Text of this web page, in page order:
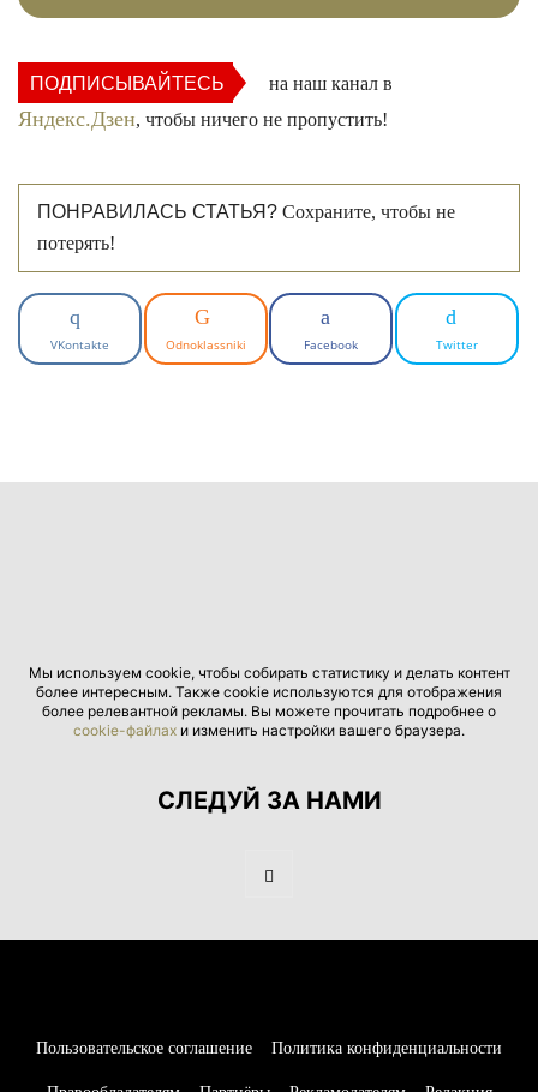
ПОДПИСЫВАЙТЕСЬ на наш канал в
Яндекс.Дзен, чтобы ничего не пропустить!
ПОНРАВИЛАСЬ СТАТЬЯ? Сохраните, чтобы не
потерять!
VKontakte Odnoklassniki Facebook Twitter
Мы используем cookie, чтобы собирать статистику и делать контент
более интересным. Также cookie используются для отображения
более релевантной рекламы. Вы можете прочитать подробнее о
cookie-файлах и изменить настройки вашего браузера.
СЛЕДУЙ ЗА НАМИ
Пользовательское соглашение Политика конфиденциальности